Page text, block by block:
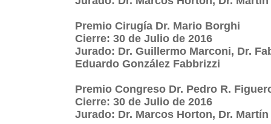
Premio Cirugía Dr. Mario Borghi
Cierre: 30 de Julio de 2016
Jurado: Dr. Guillermo Marconi, Dr.
Eduardo González Fabbrizzi
Premio Congreso Dr. Pedro R.
Cierre: 30 de Julio de 2016
Jurado: Dr. Marcos Horton, Dr.